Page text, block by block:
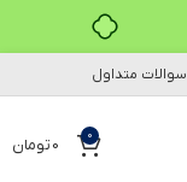
سوالات متداول
0
0تومان